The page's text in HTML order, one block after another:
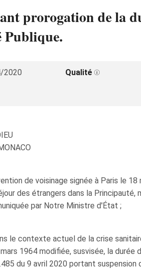
prorogation de la
Publique.
2020 Qualité
de voisinage signée à Paris le 18
des étrangers dans la Principauté,
par Notre Ministre d'État ;
le contexte actuel de la crise
1964 modifiée, susvisée, la
du 9 avril 2020 portant